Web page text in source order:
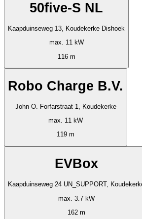
50five-S NL
Kaapduinseweg 13, Koudekerke Dishoek
max. 11 kW
116 m
Robo Charge B.V.
John O. Forfarstraat 1, Koudekerke
max. 11 kW
119 m
EVBox
Kaapduinseweg 24 UN_SUPPORT,
max. 3.7 kW
162 m